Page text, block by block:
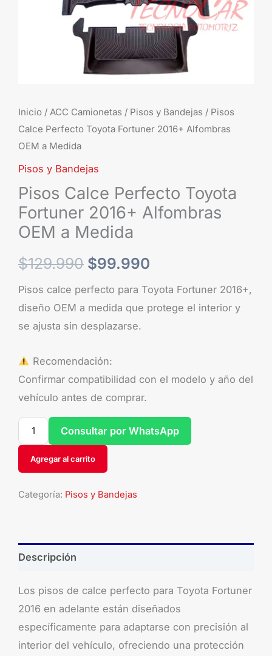
Inicio / ACC Camionetas / Pisos y Bandejas / Pisos
Calce Perfecto Toyota Fortuner 2016+ Alfombras
OEM a Medida
Pisos y Bandejas
Pisos Calce Perfecto Toyota
Fortuner 2016+ Alfombras
OEM a Medida
$129.990 $99.990
Pisos calce perfecto para Toyota Fortuner 2016+,
diseño OEM a medida que protege el interior y
se ajusta sin desplazarse.
Recomendación:
Confirmar compatibilidad con el modelo y año del
vehículo antes de comprar.
Agregar al carrito
Consultar por WhatsApp
Categoría: Pisos y Bandejas
Descripción
Los pisos de calce perfecto para Toyota Fortuner
2016 en adelante están diseñados
específicamente para adaptarse con precisión al
interior del vehículo, ofreciendo una protección